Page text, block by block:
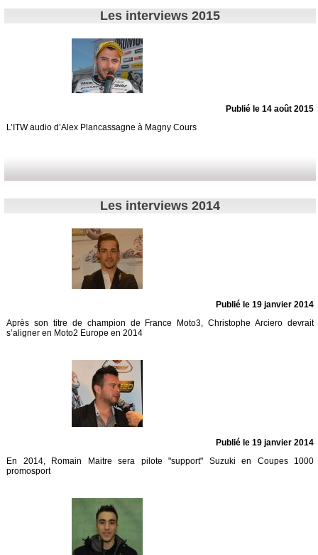
Les interviews 2015
Publié le 14 août 2015
L’ITW audio d’Alex Plancassagne à Magny Cours
Les interviews 2014
Publié le 19 janvier 2014
Après son titre de champion de France Moto3, Christophe Arciero devrait
s’aligner en Moto2 Europe en 2014
Publié le 19 janvier 2014
En 2014, Romain Maitre sera pilote "support" Suzuki en Coupes 1000
promosport